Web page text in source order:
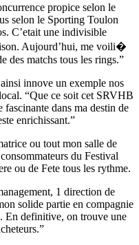
propice selon le
selon le Sporting Toulon
C’etait une indivisible
Aujourd’hui, me voili�
des matchs tous les rings.”
innove un exemple nos
“Que ce soit cet SRVHB
fascinante dans ma destin de
enrichissant.”
ou tout mon salle de
du Festival
ou de Fete tous les rythme.
1 direction de
solide partie en compagnie
En definitive, on trouve une